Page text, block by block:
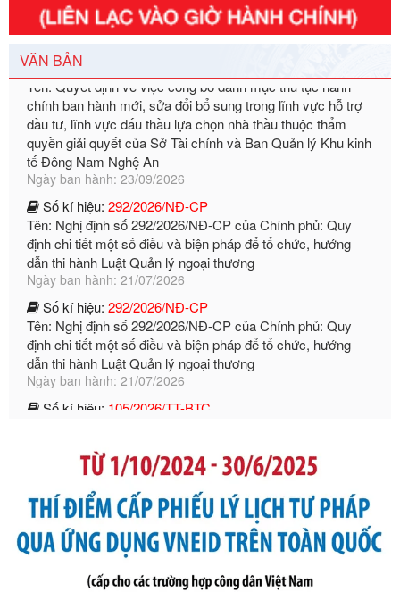
VĂN BẢN
Số kí hiệu: 3014/QĐ-UBND
Tên: Quyết định về việc công bố danh mục thủ tục hành
chính ban hành mới, sửa đổi bổ sung trong lĩnh vực hỗ trợ
đầu tư, lĩnh vực đấu thầu lựa chọn nhà thầu thuộc thẩm
quyền giải quyết của Sở Tài chính và Ban Quản lý Khu kinh
tế Đông Nam Nghệ An
Ngày ban hành: 23/09/2026
Số kí hiệu:292/2026/NĐ-CP
Tên: Nghị định số 292/2026/NĐ-CP của Chính phủ: Quy
định chi tiết một số điều và biện pháp để tổ chức, hướng
dẫn thi hành Luật Quản lý ngoại thương
Ngày ban hành: 21/07/2026
Số kí hiệu:292/2026/NĐ-CP
Tên: Nghị định số 292/2026/NĐ-CP của Chính phủ: Quy
định chi tiết một số điều và biện pháp để tổ chức, hướng
dẫn thi hành Luật Quản lý ngoại thương
Ngày ban hành: 21/07/2026
Số kí hiệu:105/2026/TT-BTC
Tên: Thông tư số 105/2026/TT-BTC của Bộ Tài chính: Bãi
bỏ Thông tư số 87/2019/TT- BТC ngày 19 tháng 12 năm
2019 của Bộ trưởng Bộ Tài chính hướng dẫn thực hiện xử
Số kí hiệu: 291/2026/NĐ-CP
Tên: Nghị định số 291/2026/NĐ-CP của Chính phủ: Sửa
đổi, bổ sung một số điều của Nghị định số 125/2020/NĐ-СР
ngày 19 tháng 10 năm 2020 của Chính phủ quy định xử
phạt vi phạm hành chính về thuế, hóa đơn được sửa đổi, bổ
sung bởi Nghị định số 102/2021/NĐ-CP
Ngày ban hành: 20/07/2026